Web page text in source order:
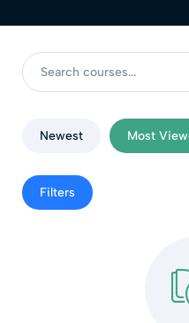
Newest Most
Filters